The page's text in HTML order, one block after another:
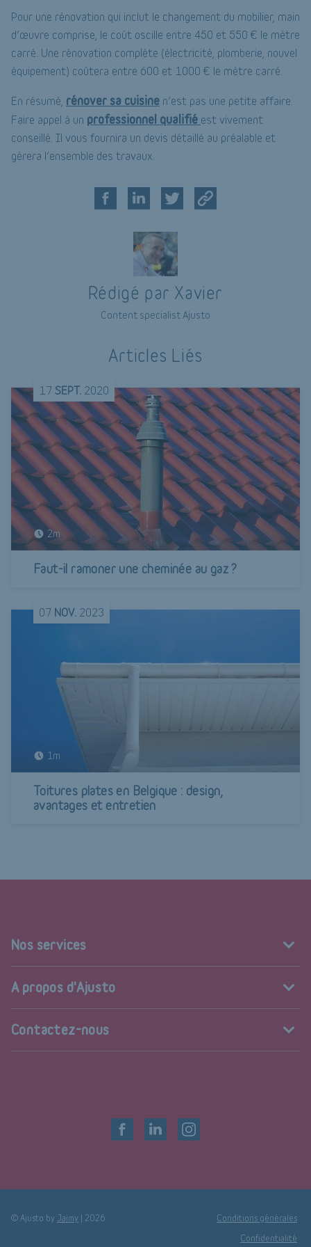
Pour une rénovation qui inclut le changement du mobilier, main
d’œuvre comprise, le coût oscille entre 450 et 550 € le mètre
carré. Une rénovation complète (électricité, plomberie, nouvel
équipement) coûtera entre 600 et 1000 € le mètre carré.
En résumé, rénover sa cuisine n’est pas une petite affaire.
Faire appel à un professionnel qualifié est vivement
conseillé. Il vous fournira un devis détaillé au préalable et
gérera l’ensemble des travaux.
Rédigé par Xavier
Content specialist Ajusto
Articles Liés
17 SEPT. 2020
2m
Faut-il ramoner une cheminée au gaz ?
07 NOV. 2023
1m
Toitures plates en Belgique : design,
avantages et entretien
Nos services
A propos d'Ajusto
Contactez-nous
© Ajusto by Jaimy 2026 Conditions générales
Confidentialité